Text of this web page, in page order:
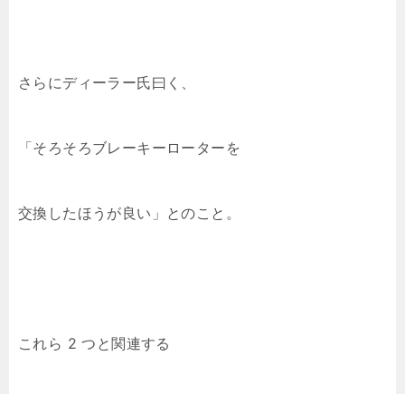
さらにディーラー氏曰く、
「そろそろブレーキーローターを
交換したほうが良い」とのこと。
これら 2 つと関連する